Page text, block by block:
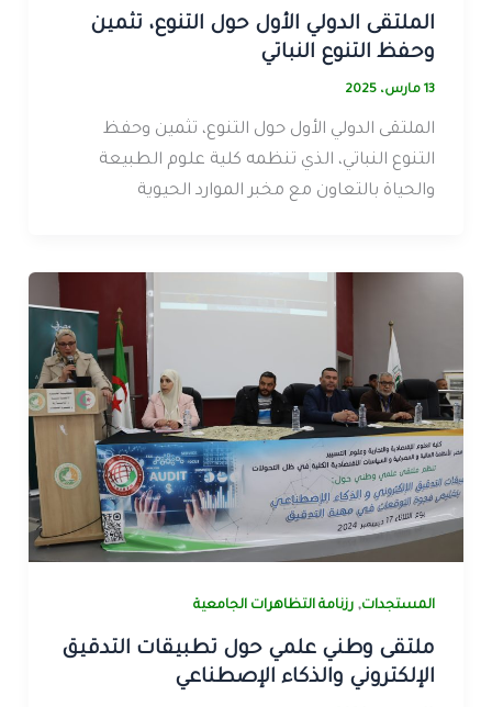
الملتقى الدولي الأول حول التنوع، تثمين
وحفظ التنوع النباتي
13 مارس، 2025
الملتقى الدولي الأول حول التنوع، تثمين وحفظ
التنوع النباتي، الذي تنظمه كلية علوم الطبيعة
والحياة بالتعاون مع مخبر الموارد الحيوية
المستجدات, رزنامة التظاهرات الجامعية
ملتقى وطني علمي حول تطبيقات التدقيق
الإلكتروني والذكاء الإصطناعي